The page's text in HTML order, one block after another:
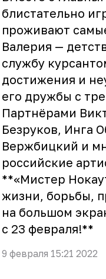
блистательно
проживают
Валерия —
службу
достижения и
его дружбы с
Партнёрами
Безруков, Инга
Вержбицкий и
российские
**«Мистер
жизни, борьбы,
на большом
с 23 февраля! **
9 февраля 15:21 2022